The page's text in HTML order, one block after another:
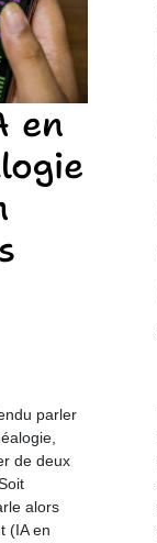
en
parler
de deux
alors
(IA en